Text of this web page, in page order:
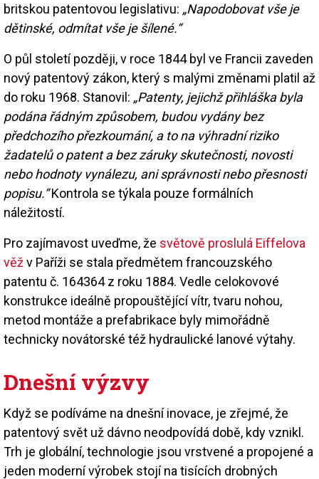
britskou patentovou legislativu: „Napodobovat vše je
dětinské, odmítat vše je šílené.“
O půl století později, v roce 1844 byl ve Francii zaveden
nový patentový zákon, který s malými změnami platil až
do roku 1968. Stanovil: „Patenty, jejichž přihláška byla
podána řádným způsobem, budou vydány bez
předchozího přezkoumání, a to na výhradní riziko
žadatelů o patent a bez záruky skutečnosti, novosti
nebo hodnoty vynálezu, ani správnosti nebo přesnosti
popisu.“Kontrola se týkala pouze formálních
náležitostí.
Pro zajímavost uveďme, že světově proslulá Eiffelova
věžv Paříži se stala předmětem francouzského
patentu č. 164364 z roku 1884. Vedle celokovové
konstrukce ideálně propouštějící vítr, tvaru nohou,
metod montáže a prefabrikace byly mimořádně
technicky novátorské též hydraulické lanové výtahy.
Dnešní výzvy
Když se podíváme na dnešní inovace, je zřejmé, že
patentový svět už dávno neodpovídá době, kdy vznikl.
Trh je globální, technologie jsou vrstvené a propojené a
jeden moderní výrobek stojí na tisících drobných